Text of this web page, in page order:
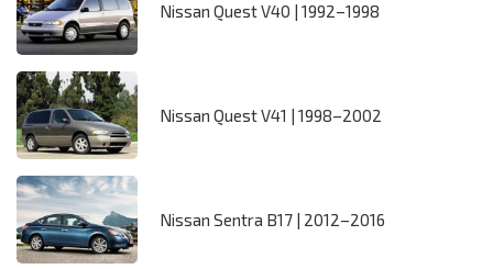
Nissan Quest V40 | 1992–1998
Nissan Quest V41 | 1998–2002
Nissan Sentra B17 | 2012–2016